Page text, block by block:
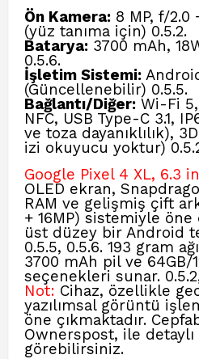
Ön Kamera: 8 MP, f/2.0
(yüz tanıma için) 0.5.2.
Batarya: 3700 mAh,
0.5.6.
İşletim Sistemi:
(Güncellenebilir) 0.5.5.
Bağlantı/Diğer: Wi-Fi
NFC, USB Type-C 3.1,
ve toza dayanıklılık),
izi okuyucu yoktur)
Google Pixel 4 XL, 6.3
OLED ekran,
RAM ve gelişmiş çift
+ 16MP) sistemiyle öne
üst düzey bir Android
0.5.5, 0.5.6. 193 gram
3700 mAh pil ve 64GB/
seçenekleri sunar.
Not: Cihaz, özellikle
yazılımsal görüntü
öne çıkmaktadır.
Ownerspost, ile
görebilirsiniz.